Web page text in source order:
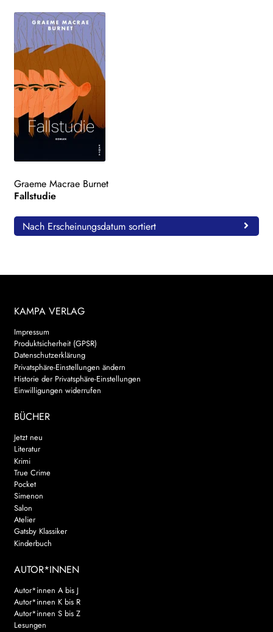
Graeme Macrae Burnet
Fallstudie
Nach Erscheinungsdatum sortiert
KAMPA VERLAG
Impressum
Produktsicherheit (GPSR)
Datenschutzerklärung
Privatsphäre-Einstellungen ändern
Historie der Privatsphäre-Einstellungen
Einwilligungen widerrufen
BÜCHER
Jetzt neu
Literatur
Krimi
True Crime
Pocket
Simenon
Salon
Atelier
Gatsby Klassiker
Kinderbuch
AUTOR*INNEN
Autor*innen A bis J
Autor*innen K bis R
Autor*innen S bis Z
Lesungen